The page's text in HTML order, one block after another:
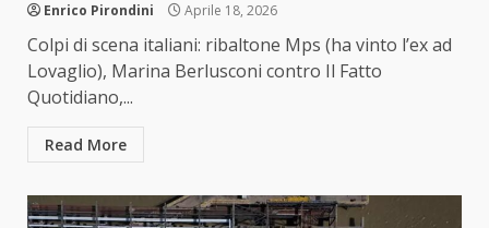
Enrico Pirondini Aprile 18, 2026
Colpi di scena italiani: ribaltone Mps (ha vinto l’ex ad
Lovaglio), Marina Berlusconi contro Il Fatto
Quotidiano,...
Read More